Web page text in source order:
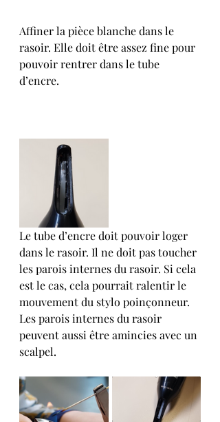
Affiner la pièce blanche dans le
rasoir. Elle doit être assez fine pour
pouvoir rentrer dans le tube
d’encre.
Le tube d’encre doit pouvoir loger
dans le rasoir. Il ne doit pas toucher
les parois internes du rasoir. Si cela
est le cas, cela pourrait ralentir le
mouvement du stylo poinçonneur.
Les parois internes du rasoir
peuvent aussi être amincies avec un
scalpel.